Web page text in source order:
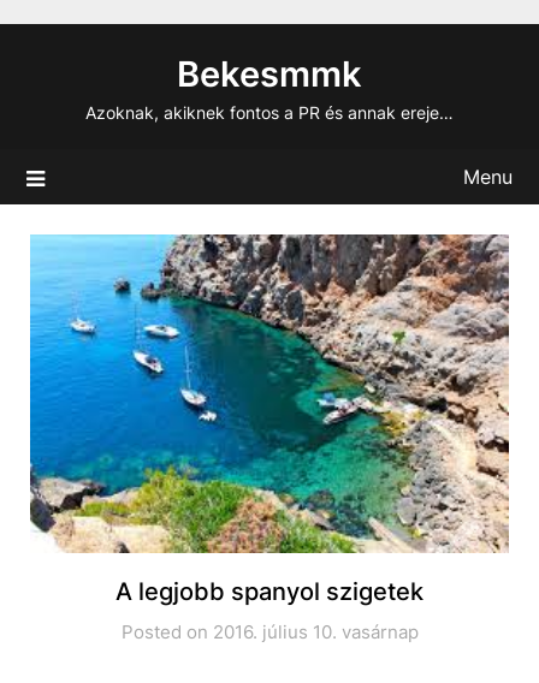
Bekesmmk
Azoknak, akiknek fontos a PR és annak ereje…
Menu
A legjobb spanyol szigetek
Posted on 2016. július 10. vasárnap